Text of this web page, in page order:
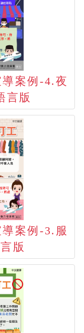
導案例-4.夜
言版
導案例-3.服
版